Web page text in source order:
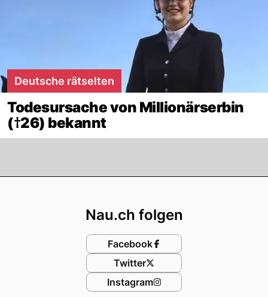
Deutsche rätselten
Todesursache von Millionärserbin
(†26) bekannt
Nau.ch folgen
Facebook
Twitter
Instagram